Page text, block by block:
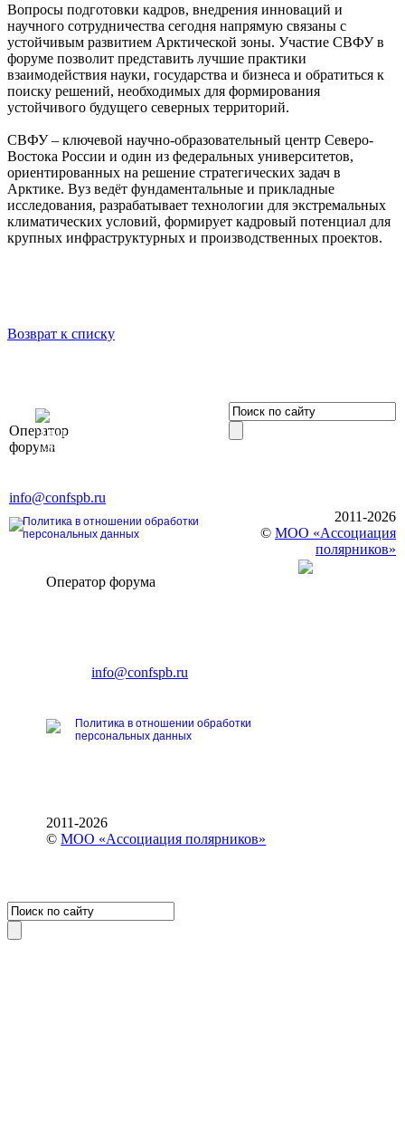
Вопросы подготовки кадров, внедрения инноваций и
научного сотрудничества сегодня напрямую связаны с
устойчивым развитием Арктической зоны. Участие СВФУ в
форуме позволит представить лучшие практики
взаимодействия науки, государства и бизнеса и обратиться к
поиску решений, необходимых для формирования
устойчивого будущего северных территорий.
СВФУ – ключевой научно-образовательный центр Северо-
Востока России и один из федеральных университетов,
ориентированных на решение стратегических задач в
Арктике. Вуз ведёт фундаментальные и прикладные
исследования, разрабатывает технологии для экстремальных
климатических условий, формирует кадровый потенциал для
крупных инфраструктурных и производственных проектов.
Возврат к списку
Оператор
форума
Элит»
196191, г. Санкт-Петербург,
info@confspb.ru
Политика в отношении обработки
персональных данных
2011-2026
© МОО «Ассоциация
полярников»
Оператор форума
E-mail:info@confspb.ru
Политика в отношении обработки
персональных данных
2011-2026
©МОО «Ассоциация полярников»